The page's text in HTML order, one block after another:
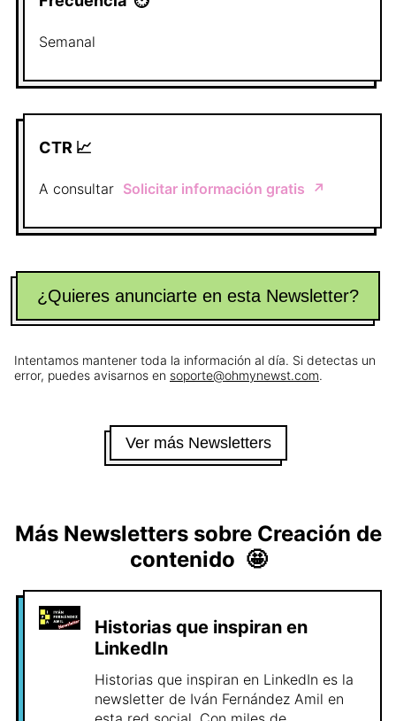
Semanal
CTR 📈
A consultar Solicitar información gratis ↗️
¿Quieres anunciarte en esta Newsletter?
Intentamos mantener toda la información al día. Si detectas un
error, puedes avisarnos en soporte@ohmynewst.com.
Ver más Newsletters
Más Newsletters sobre Creación de
contenido 🤩
Historias que inspiran en
LinkedIn
Historias que inspiran en LinkedIn es la
newsletter de Iván Fernández Amil en